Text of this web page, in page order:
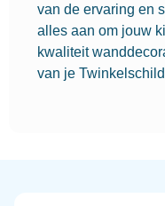
van de ervaring en
alles aan om jouw
kwaliteit
van je